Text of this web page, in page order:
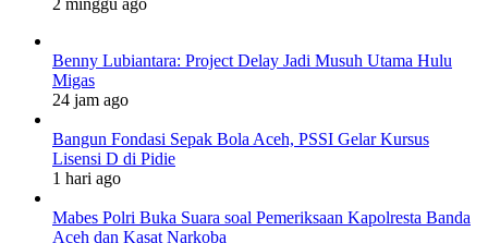
2 minggu ago
Benny Lubiantara: Project Delay Jadi Musuh Utama Hulu
Migas
24 jam ago
Bangun Fondasi Sepak Bola Aceh, PSSI Gelar Kursus
Lisensi D di Pidie
1 hari ago
Mabes Polri Buka Suara soal Pemeriksaan Kapolresta Banda
Aceh dan Kasat Narkoba